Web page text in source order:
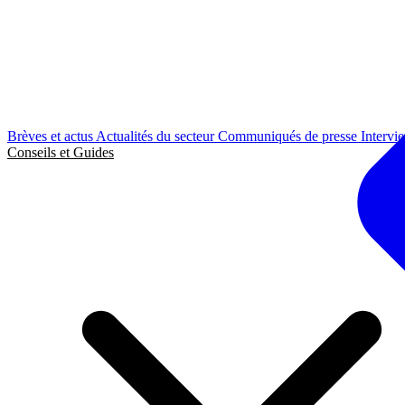
Brèves et actus Actualités du secteurCommuniqués de presse
Conseils et Guides